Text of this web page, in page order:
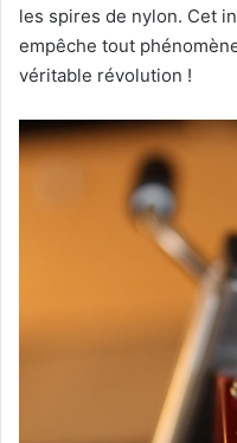
les spires de nylon. Cet
empêche tout
véritable révolution !